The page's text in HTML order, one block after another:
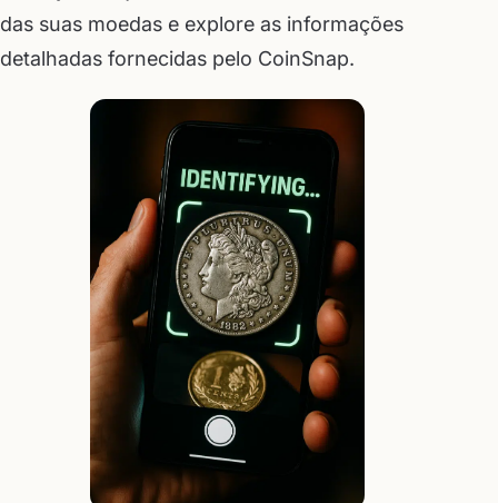
das suas moedas e explore as informações
detalhadas fornecidas pelo CoinSnap.